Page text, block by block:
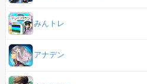
みんトレ
アナデン